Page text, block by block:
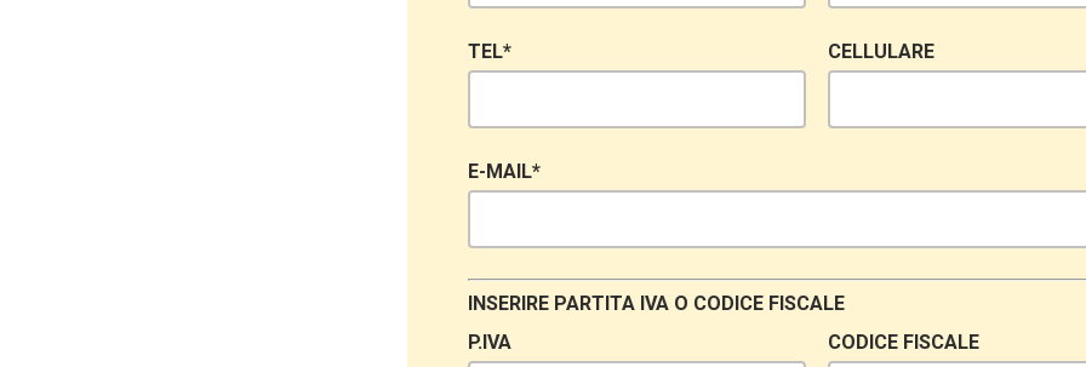
TEL* CELLULARE
E-MAIL*
INSERIRE PARTITA IVA O CODICE FISCALE
P.IVA
CODICE FISCALE